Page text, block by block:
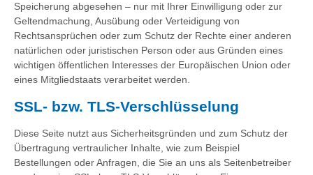
Speicherung abgesehen – nur mit Ihrer Einwilligung oder zur
Geltendmachung, Ausübung oder Verteidigung von
Rechtsansprüchen oder zum Schutz der Rechte einer anderen
natürlichen oder juristischen Person oder aus Gründen eines
wichtigen öffentlichen Interesses der Europäischen Union oder
eines Mitgliedstaats verarbeitet werden.
SSL- bzw. TLS-Verschlüsselung
Diese Seite nutzt aus Sicherheitsgründen und zum Schutz der
Übertragung vertraulicher Inhalte, wie zum Beispiel
Bestellungen oder Anfragen, die Sie an uns als Seitenbetreiber